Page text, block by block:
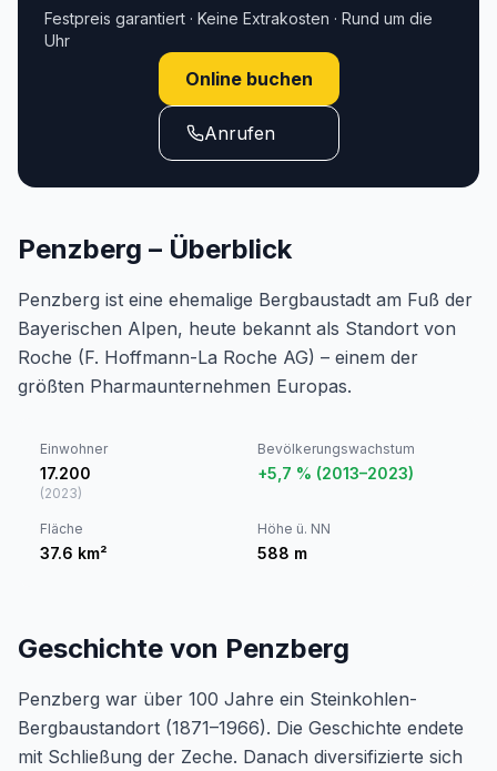
Festpreis garantiert · Keine Extrakosten · Rund um die
Uhr
Online buchen
Anrufen
Penzberg – Überblick
Penzberg ist eine ehemalige Bergbaustadt am Fuß der
Bayerischen Alpen, heute bekannt als Standort von
Roche (F. Hoffmann-La Roche AG) – einem der
größten Pharmaunternehmen Europas.
Einwohner
17.200
(2023)
Bevölkerungswachstum
+5,7 % (2013–2023)
Fläche
37.6 km²
Höhe ü. NN
588 m
Geschichte von Penzberg
Penzberg war über 100 Jahre ein Steinkohlen-
Bergbaustandort (1871–1966). Die Geschichte endete
mit Schließung der Zeche. Danach diversifizierte sich